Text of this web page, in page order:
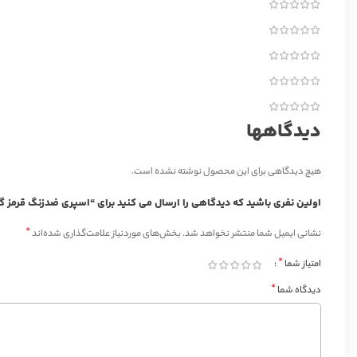
دیدگاهها
هیچ دیدگاهی برای این محصول نوشته نشده است.
اولین نفری باشید که دیدگاهی را ارسال می کنید برای “اسپری ضدزنگ قرمز گل پخش
نشانی ایمیل شما منتشر نخواهد شد.بخش‌های موردنیاز علامت‌گذاری شده‌اند*
امتیاز شما*
دیدگاه شما*